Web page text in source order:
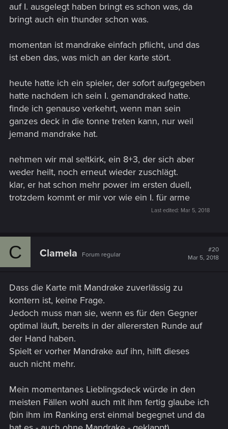
auf I. ausgelegt haben bringt es schon was, da
bringt auch ein thunder schon was.
momentan ist mandrake einfach pflicht, und das
ist eben das, was mich an der karte stört.
heute hatte ich ein spieler, der sofort aufgegeben
hatte nachdem ich sein I. gemandraked hatte.
finde ich genauso verkehrt, wenn man sein
ganzes deck in die tonne treten kann, nur weil
jemand mandrake hat.
nehmen wir mal seltkirk, ein 8+3, der sich aber
weder heilt, noch erneut wieder zuschlägt.
klar, er hat schon mehr power im ersten duell,
trotzdem kommt er mir vor wie ein I. für arme
Last edited: Mar 5, 2018
C Clamela Forum regular
#20
Mar 5, 2018
Dass die Karte mit Mandrake zuverlässig zu
kontern ist, keine Frage.
Jedoch muss man sie, wenn es für den Gegner
optimal läuft, bereits in der allerersten Runde auf
der Hand haben.
Spielt er vorher Mandrake auf ihn, hilft dieses
auch nicht mehr.
Mein momentanes Lieblingsdeck würde in den
meisten Fällen wohl auch mit ihm fertig glaube ich
(bin ihm im Ranking erst einmal begegnet und da